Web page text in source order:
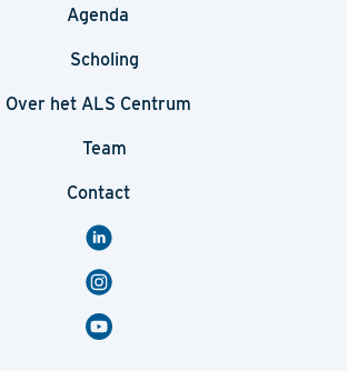
Agenda
Scholing
Over het ALS Centrum
Team
Contact